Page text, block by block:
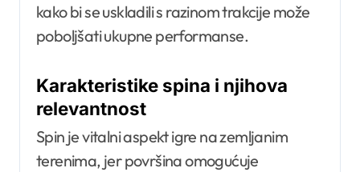
kako bi se uskladili s razinom trakcije može
poboljšati ukupne performanse.
Karakteristike spina i njihova
relevantnost
Spin je vitalni aspekt igre na zemljanim
terenima, jer površina omogućuje